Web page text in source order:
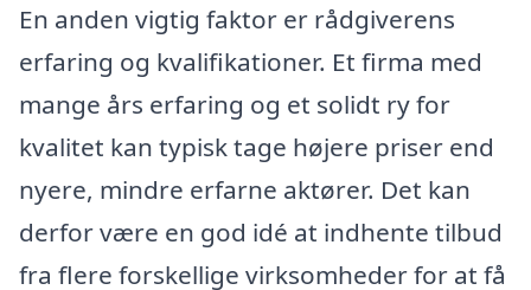
En anden vigtig faktor er rådgiverens
erfaring og kvalifikationer. Et firma med
mange års erfaring og et solidt ry for
kvalitet kan typisk tage højere priser end
nyere, mindre erfarne aktører. Det kan
derfor være en god idé at indhente tilbud
fra flere forskellige virksomheder for at få